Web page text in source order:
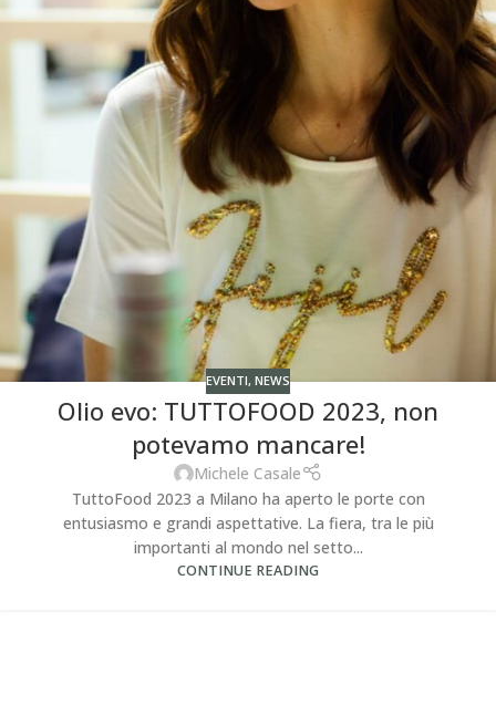
EVENTI, NEWS
Olio evo: TUTTOFOOD 2023, non
potevamo mancare!
Michele Casale
TuttoFood 2023 a Milano ha aperto le porte con
entusiasmo e grandi aspettative. La fiera, tra le più
importanti al mondo nel setto...
CONTINUE READING